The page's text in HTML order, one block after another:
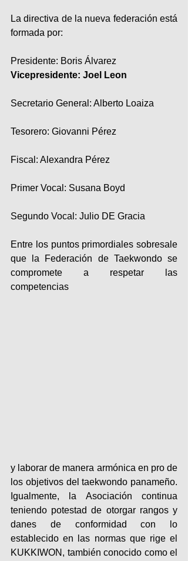
La directiva de la nueva federación está
formada por:
Presidente: Boris Álvarez
Vicepresidente: Joel Leon
Secretario General: Alberto Loaiza
Tesorero: Giovanni Pérez
Fiscal: Alexandra Pérez
Primer Vocal: Susana Boyd
Segundo Vocal: Julio DE Gracia
Entre los puntos primordiales sobresale
que la Federación de Taekwondo se
compromete a respetar las
competencias
y laborar de manera armónica en pro de
los objetivos del taekwondo panameño.
Igualmente, la Asociación continua
teniendo potestad de otorgar rangos y
danes de conformidad con lo
establecido en las normas que rige el
KUKKIWON, también conocido como el